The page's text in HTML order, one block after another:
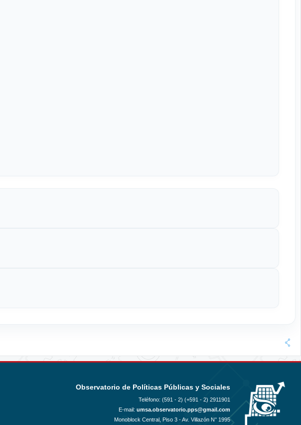
Observatorio de Políticas Públicas y Sociales
Teléfono: (591 - 2) (+591 - 2) 2911901
E-mail: umsa.observatorio.pps@gmail.com
Monoblock Central, Piso 3 - Av. Villazón N° 1995